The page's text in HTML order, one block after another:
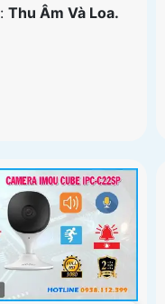
Thu Âm Và Loa.